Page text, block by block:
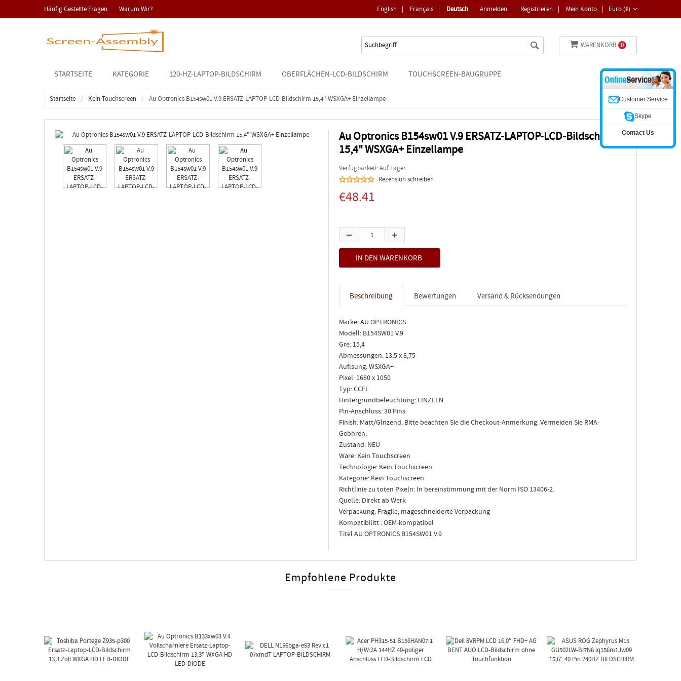
Häufig Gestellte Fragen Warum Wir? Euro (€)
Anmelden | Registrieren | Mein Konto |
English | Français | Deutsch |
WARENKORB 0
STARTSEITE KATEGORIE 120-HZ-LAPTOP-BILDSCHIRM OBERFLÄCHEN-LCD-BILDSCHIRM TOUCHSCREEN-BAUGRUPPE
Startseite Kein Touchscreen Au Optronics B154sw01 V.9 ERSATZ-LAPTOP-LCD-Bildschirm 15,4" WSXGA+ Einzellampe
Au Optronics B154sw01 V.9 ERSATZ-LAPTOP-LCD-Bildschirm
15,4" WSXGA+ Einzellampe
Verfügbarkeit: Auf Lager
Rezension schreiben
€48.41
Beschreibung Bewertungen Versand & Rücksendungen
Marke: AU OPTRONICS
Modell: B154SW01 V.9
Gre: 15,4
Abmessungen: 13,5 x 8,75
Auflsung: WSXGA+
Pixel: 1680 x 1050
Typ: CCFL
Hintergrundbeleuchtung: EINZELN
Pin-Anschluss: 30 Pins
Finish: Matt/Glnzend. Bitte beachten Sie die Checkout-Anmerkung. Vermeiden Sie RMA-
Gebhren.
Zustand: NEU
Ware: Kein Touchscreen
Technologie: Kein Touchscreen
Kategorie: Kein Touchscreen
Richtlinie zu toten Pixeln: In bereinstimmung mit der Norm ISO 13406-2.
Quelle: Direkt ab Werk
Verpackung: Fragile, mageschneiderte Verpackung
Kompatibilitt : OEM-kompatibel
Titel AU OPTRONICS B154SW01 V.9
Empfohlene Produkte
Customer Service
Skype
Contact Us